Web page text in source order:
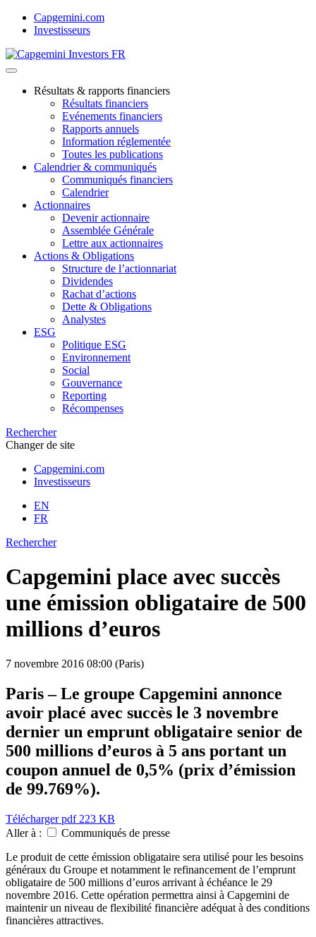
Skip
Capgemini.com
Investisseurs
Résultats & rapports financiers
Résultats financiers
Evénements financiers
Rapports annuels
Information réglementée
Toutes les publications
Calendrier & communiqués
Communiqués financiers
Calendrier
Actionnaires
Devenir actionnaire
Assemblée Générale
Lettre aux actionnaires
Actions & Obligations
Structure de l’actionnariat
Dividendes
Rachat d’actions
Dette & Obligations
Analystes
ESG
Politique ESG
Environnement
Social
Gouvernance
Reporting
Récompenses
Rechercher
Changer de site
Capgemini.com
Investisseurs
EN
FR
Rechercher
Capgemini place avec succès
une émission obligataire de 500
millions d’euros
7 novembre 2016 08:00 (Paris)
Paris – Le groupe Capgemini annonce
avoir placé avec succès le 3 novembre
dernier un emprunt obligataire senior de
500 millions d’euros à 5 ans portant un
coupon annuel de 0,5% (prix d’émission
de 99.769%).
Téléchargerpdf 223 KB
Aller à :
Communiqués de presse
Le produit de cette émission obligataire sera utilisé pour les besoins
généraux du Groupe et notamment le refinancement de l’emprunt
obligataire de 500 millions d’euros arrivant à échéance le 29
novembre 2016. Cette opération permettra ainsi à Capgemini de
maintenir un niveau de flexibilité financière adéquat à des conditions
financières attractives.